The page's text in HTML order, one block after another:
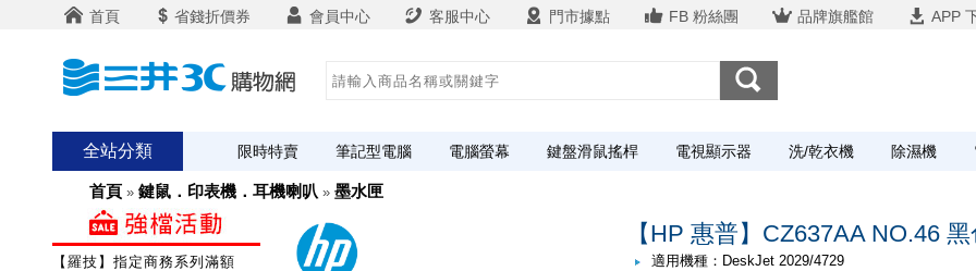
首頁 省錢折價券 會員中心 客服中心 門市據點 FB 粉絲團 品牌旗艦館 APP
全站分類 限時特賣 筆記型電腦 電腦螢幕 鍵盤滑鼠搖桿 電視顯示器 洗/乾衣機 除濕機
首頁 » 鍵鼠．印表機．耳機喇叭 » 墨水匣
【HP 惠普】CZ637AA NO.46
適用機種：DeskJet 2029/4729
【羅技】指定商務系列滿額送咖啡